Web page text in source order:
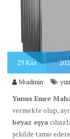
29Kas
bbadmin
Yunus Emre
vermekte olup,
beyaz eşya
şekilde tamir